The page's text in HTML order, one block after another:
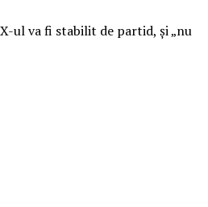
ul va fi stabilit de partid, şi „nu